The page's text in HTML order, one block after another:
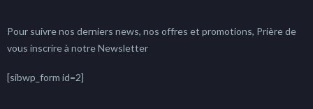
Pour suivre nos derniers news, nos offres et promotions, Prière de
vous inscrire à notre Newsletter
[sibwp_form id=2]